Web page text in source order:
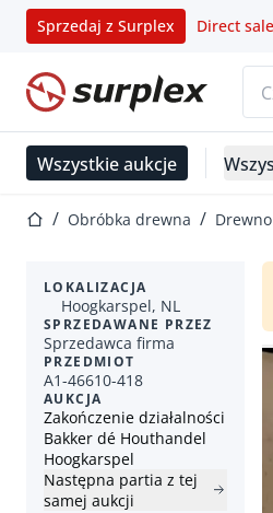
Sprzedaj z Surplex Direct
Strona główna
Wszystkie aukcje
Strona główna
Obróbka drewna
LOKALIZACJA
Hoogkarspel, NL
SPRZEDAWANE PRZEZ
Sprzedawca firma
PRZEDMIOT
A1-46610-418
AUKCJA
Zakończenie działalności
Bakker dé Houthandel
Hoogkarspel
Następna partia z tej
samej aukcji